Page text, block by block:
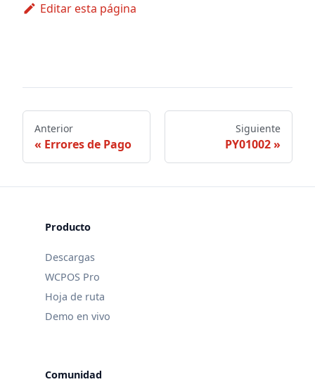
Editar esta página
Anterior
Errores de Pago
Siguiente
PY01002
Producto
Descargas
WCPOS Pro
Hoja de ruta
Demo en vivo
Comunidad